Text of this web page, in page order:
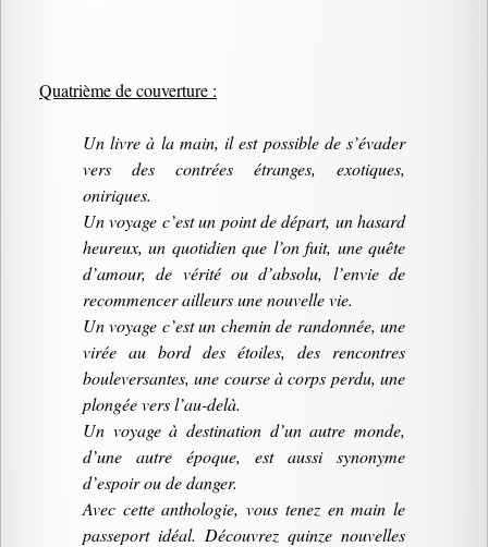
Quatrième de couverture :
Un livre à la main, il est possible de s’évader
vers des contrées étranges, exotiques,
oniriques.
Un voyage c’est un point de départ, un hasard
heureux, un quotidien que l’on fuit, une quête
d’amour, de vérité ou d’absolu, l’envie de
recommencer ailleurs une nouvelle vie.
Un voyage c’est un chemin de randonnée, une
virée au bord des étoiles, des rencontres
bouleversantes, une course à corps perdu, une
plongée vers l’au-delà.
Un voyage à destination d’un autre monde,
d’une autre époque, est aussi synonyme
d’espoir ou de danger.
Avec cette anthologie, vous tenez en main le
passeport idéal. Découvrez quinze nouvelles